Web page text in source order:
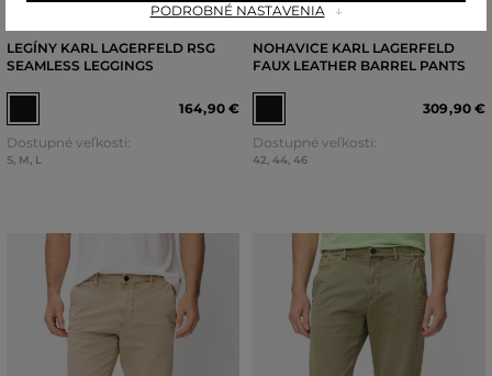
LEGÍNY KARL LAGERFELD RSG
SEAMLESS LEGGINGS
164,90 €
Dostupné veľkosti:
S, M, L
NOHAVICE KARL LAGERFELD
FAUX LEATHER BARREL PANTS
309,90 €
Dostupné veľkosti:
42, 44, 46
PODROBNÉ NASTAVENIA